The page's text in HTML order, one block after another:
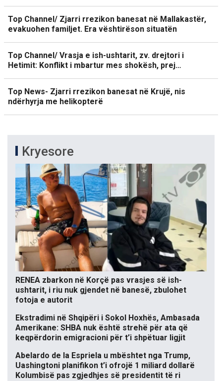
Top Channel/ Zjarri rrezikon banesat në Mallakastër,
evakuohen familjet. Era vështirëson situatën
Top Channel/ Vrasja e ish-ushtarit, zv. drejtori i
Hetimit: Konflikt i mbartur mes shokësh, prej…
Top News- Zjarri rrezikon banesat në Krujë, nis
ndërhyrja me helikopterë
Kryesore
RENEA zbarkon në Korçë pas vrasjes së ish-
ushtarit, i riu nuk gjendet në banesë, zbulohet
fotoja e autorit
Ekstradimi në Shqipëri i Sokol Hoxhës, Ambasada
Amerikane: SHBA nuk është strehë për ata që
keqpërdorin emigracioni për t’i shpëtuar ligjit
Abelardo de la Espriela u mbështet nga Trump,
Uashingtoni planifikon t’i ofrojë 1 miliard dollarë
Kolumbisë pas zgjedhjes së presidentit të ri